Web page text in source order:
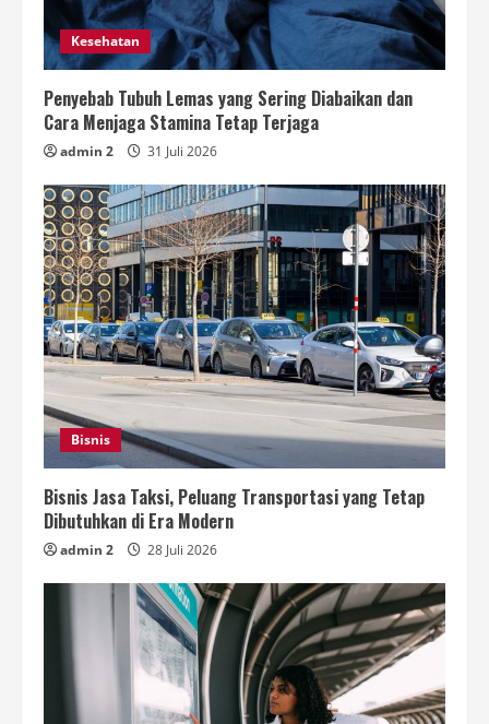
Kesehatan
Penyebab Tubuh Lemas yang Sering Diabaikan dan
Cara Menjaga Stamina Tetap Terjaga
admin 2 31 Juli 2026
Bisnis
Bisnis Jasa Taksi, Peluang Transportasi yang Tetap
Dibutuhkan di Era Modern
admin 2 28 Juli 2026